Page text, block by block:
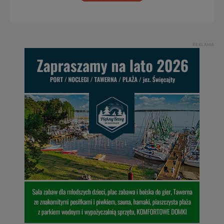
REKLAMA
Wiejska 17, 11-500 Giżycko. Możesz z nami
zawsze jest możliwe techniczne zrealizowanie Twoich
praw w odniesieniu do informacji zawartych w plikach
cookies. Twoja przeglądarka umożliwia Ci skasowanie
tych plików - w pewnych przypadkach nie możemy tego
zrobić za Ciebie.
Dziękujemy, i życzmy miłego odkrywania Mazur na
nowo...